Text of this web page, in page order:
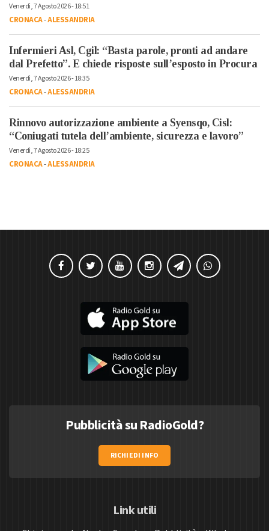
Venerdì, 7 Agosto 2026 - 18:51
CRONACA-ALESSANDRIA
Infermieri Asl, Cgil: “Basta parole, pronti ad andare
dal Prefetto”. E chiede risposte sull’esposto in Procura
Venerdì, 7 Agosto 2026 - 18:35
CRONACA-ALESSANDRIA
Rinnovo autorizzazione ambiente a Syensqo, Cisl:
“Coniugati tutela dell’ambiente, sicurezza e lavoro”
Venerdì, 7 Agosto 2026 - 18:25
CRONACA-ALESSANDRIA
Pubblicità su RadioGold?
RICHIEDI INFO
Link utili